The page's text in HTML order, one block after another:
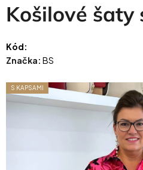
Košilové šaty
Kód:
Značka: BS
S KAPSAMI